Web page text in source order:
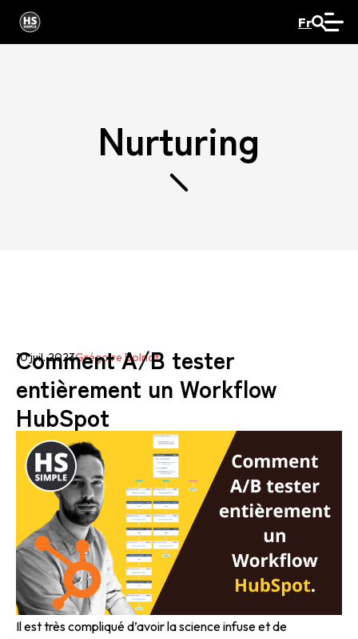
Fr
Nurturing
Comment A/B tester
entièrement un Workflow
HubSpot
10 juil. 2023Grégoire Bolnot
Il est très compliqué d’avoir la science infuse et de